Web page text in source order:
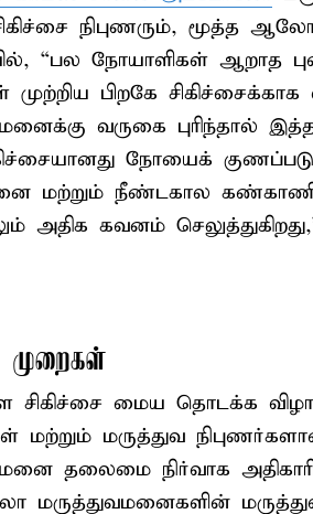
நிபுணரும், மூத்த
“பல நோயாளிகள் ஆறாத
முற்றிய பிறகே
வருகை புரிந்தால்
நோயைக்
மற்றும் நீண்டகால
அதிக கவனம்
முறைகள்
சிகிச்சை மைய தொடக்க
மற்றும் மருத்துவ
தலைமை நிர்வாக
மருத்துவமனைகளின்